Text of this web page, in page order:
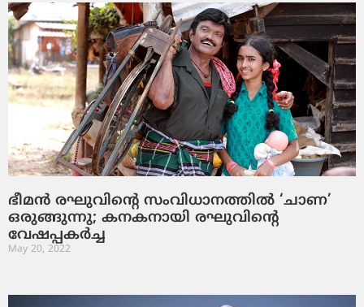
ഭീമന്‍ രഘുവിന്റെ സംവിധാനത്തില്‍ ‘ചാണ’
ഒരുങ്ങുന്നു; കനകനായി രഘുവിന്റെ
വേഷപ്പകര്‍ച്ച
May 20, 2022